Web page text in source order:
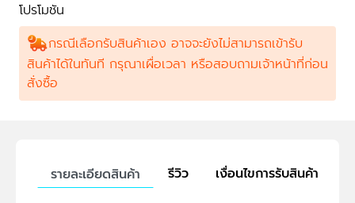
โปรโมชัน
กรณีเลือกรับสินค้าเอง อาจจะยังไม่สามารถเข้ารับ
สินค้าได้ในทันที กรุณาเผื่อเวลา หรือสอบถามเจ้าหน้าที่ก่อน
สั่งซื้อ
รายละเอียดสินค้า รีวิว เงื่อนไขการรับสินค้า